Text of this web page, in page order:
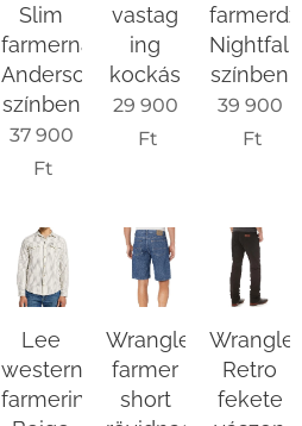
Slim
farmernadrág
Anderson
színben
37 900
Ft
vastag
ing
kockás
29 900
Ft
színben
39 900
Ft
Lee
western
farmering
Wrangler
farmer
short
Wrangler
Retro
fekete